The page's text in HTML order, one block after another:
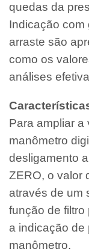
quedas da
Indicação com
arraste são
como os
análises
Para ampliar a
manômetro
desligamento
ZERO, o valor
através de um
função de filtro
a indicação de
manômetro.